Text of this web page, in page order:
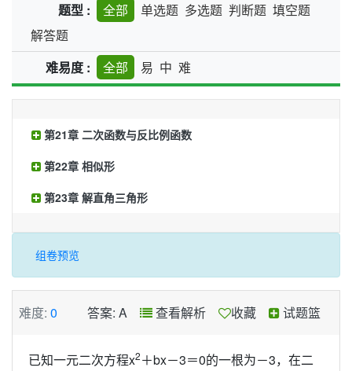
题型 :
全部 单选题 多选题 判断题 填空题
解答题
难易度 :
全部 易 中 难
第21章 二次函数与反比例函数
第22章 相似形
第23章 解直角三角形
组卷预览
难度: 0 答案: A 查看解析 收藏 试题篮
已知一元二次方程x2＋bx－3＝0的一根为－3，在二